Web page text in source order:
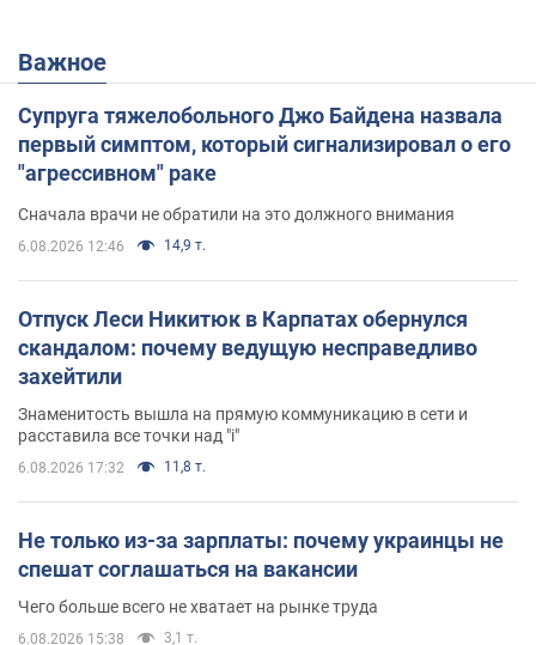
Важное
Супруга тяжелобольного Джо Байдена назвала
первый симптом, который сигнализировал о его
"агрессивном" раке
Сначала врачи не обратили на это должного внимания
6.08.2026 12:46 14,9 т.
Отпуск Леси Никитюк в Карпатах обернулся
скандалом: почему ведущую несправедливо
захейтили
Знаменитость вышла на прямую коммуникацию в сети и
расставила все точки над "i"
6.08.2026 17:32 11,8 т.
Не только из-за зарплаты: почему украинцы не
спешат соглашаться на вакансии
Чего больше всего не хватает на рынке труда
6.08.2026 15:38 3,1 т.